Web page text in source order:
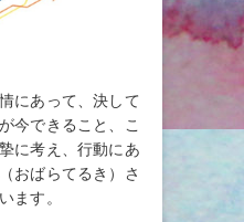
にあって、決して
今できること、こ
に考え、行動にあ
（おばらてるき）さ
ます。